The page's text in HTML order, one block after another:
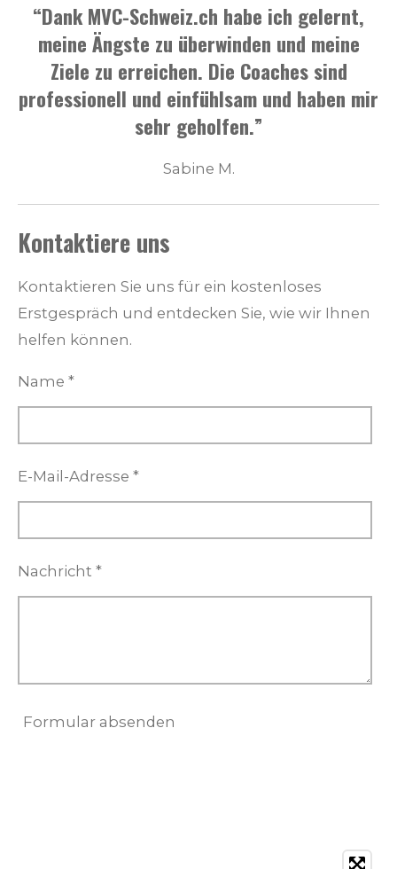
“Dank MVC-Schweiz.ch habe ich gelernt,
meine Ängste zu überwinden und meine
Ziele zu erreichen. Die Coaches sind
professionell und einfühlsam und haben mir
sehr geholfen.”
Sabine M.
Kontaktiere uns
Kontaktieren Sie uns für ein kostenloses
Erstgespräch und entdecken Sie, wie wir Ihnen
helfen können.
Name *
E-Mail-Adresse *
Nachricht *
Formular absenden